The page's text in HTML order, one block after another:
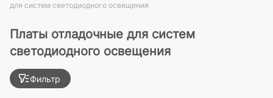
для систем светодиодного освещения
Платы отладочные для систем
светодиодного освещения
Фильтр